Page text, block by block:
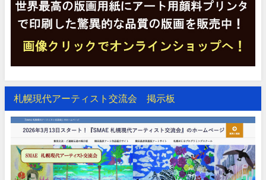
札幌現代アーティスト交流会 掲示板